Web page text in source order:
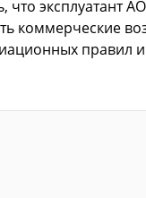
что эксплуатант АО
коммерческие
правил